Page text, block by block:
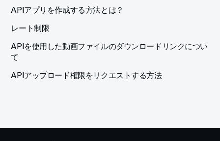
APIアプリを作成する方法とは？
レート制限
APIを使用した動画ファイルのダウンロードリンクについ
て
APIアップロード権限をリクエストする方法